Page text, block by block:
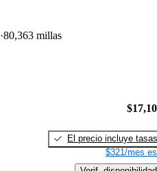
80,363 millas
El precio incluye tasas
$321/mes